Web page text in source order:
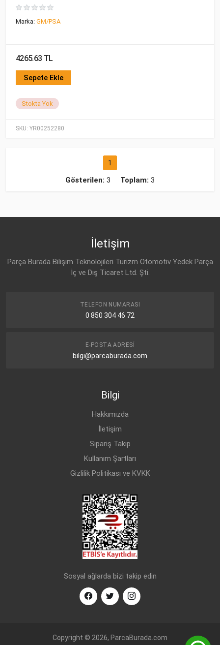
SKU: YR00252280
Marka: GM/PSA
4265.63 TL
Sepete Ekle
Stokta Yok
1
Gösterilen: 3 Toplam: 3
İletişim
Parça Burada Bilişim Teknolojileri Turizm Otomotiv Yedek Parça
İç ve Dış Ticaret Ltd. Şti.
TELEFON NUMARASI
0 850 304 46 72
E-POSTA ADRESI
bilgi@parcaburada.com
Bilgi
Hakkımızda
İletişim
Sipariş Takip
Kullanım Şartları
Gizlilik Politikası ve KVKK
Sosyal ağlarda bizi takip edin
Copyright © 2026, ParcaBurada.com